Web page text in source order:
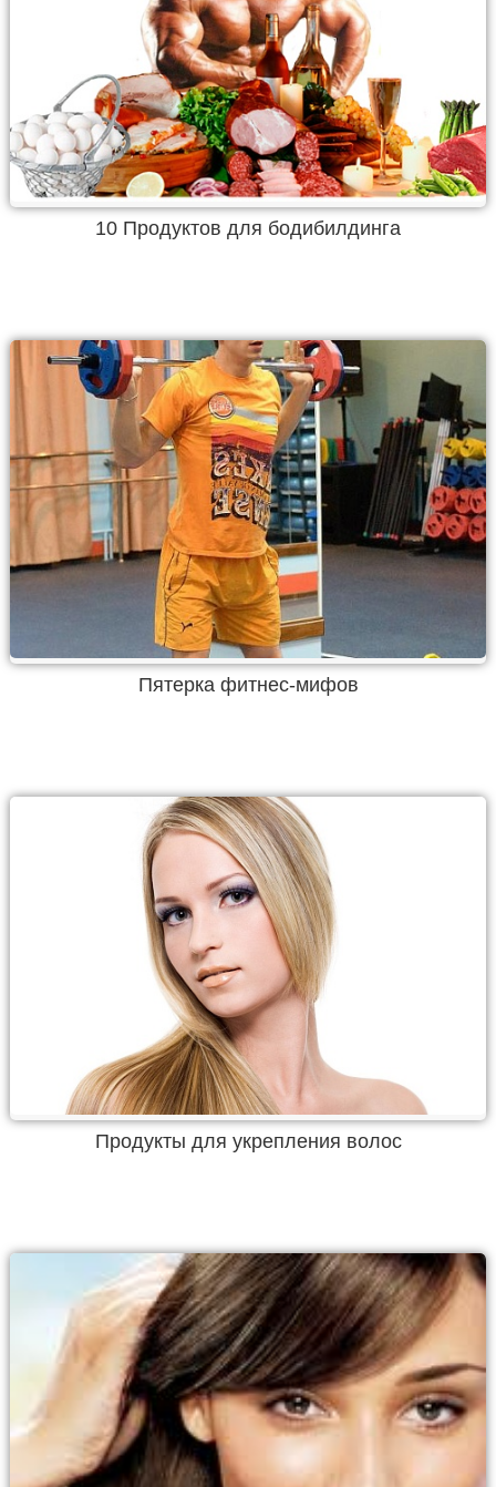
10 Продуктов для бодибилдинга
Пятерка фитнес-мифов
Продукты для укрепления волос